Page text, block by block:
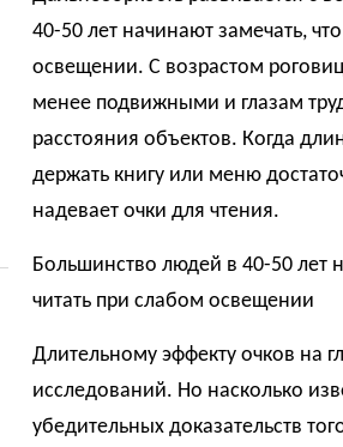
40-50 лет начинают замечать,
освещении. С возрастом
менее подвижными и глазам
расстояния объектов. Когда
держать книгу или меню
надевает очки для чтения.
Большинство людей в 40-50 лет
читать при слабом освещении
Длительному эффекту очков на
исследований. Но насколько
убедительных доказательств